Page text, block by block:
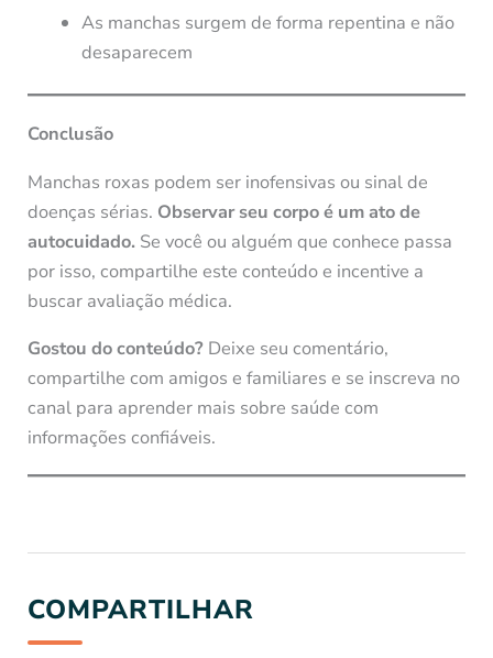
As manchas surgem de forma repentina e não
desaparecem
Conclusão
Manchas roxas podem ser inofensivas ou sinal de
doenças sérias. Observar seu corpo é um ato de
autocuidado.Se você ou alguém que conhece passa
por isso, compartilhe este conteúdo e incentive a
buscar avaliação médica.
Gostou do conteúdo?Deixe seu comentário,
compartilhe com amigos e familiares e se inscreva no
canal para aprender mais sobre saúde com
informações confiáveis.
COMPARTILHAR